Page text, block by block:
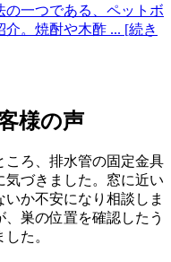
一つである、ペットボ
介。焼酎や木酢 ... [続き
様の声
ころ、排水管の固定金具
気づきました。窓に近い
か不安になり相談しま
巣の位置を確認したう
た。